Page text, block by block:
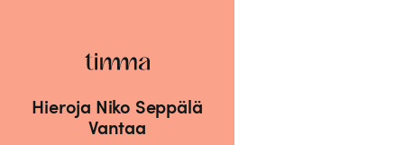
Hieroja Niko Seppälä
Vantaa